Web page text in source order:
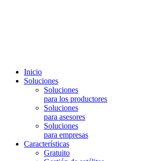
Inicio
Soluciones
Soluciones
para los productores
Soluciones
para asesores
Soluciones
para empresas
Características
Gratuito